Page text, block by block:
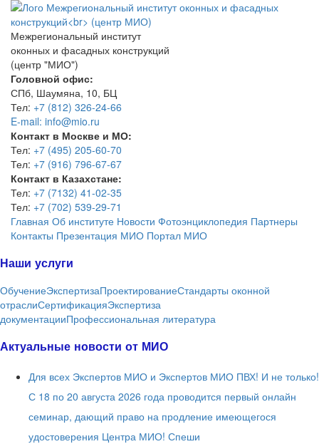
Межрегиональный институт
оконных и фасадных конструкций
(центр "МИО")
Головной офис:
СПб, Шаумяна, 10, БЦ
Тел: +7 (812) 326-24-66
E-mail: info@mio.ru
Контакт в Москве и МО:
Тел: +7 (495) 205-60-70
Тел: +7 (916) 796-67-67
Контакт в Казахстане:
Тел: +7 (7132) 41-02-35
Тел: +7 (702) 539-29-71
Главная Об институте Новости Фотоэнциклопедия Партнеры
Контакты Презентация МИО Портал МИО
Наши услуги
ОбучениеЭкспертизаПроектированиеСтандарты оконной
отраслиСертификацияЭкспертиза
документацииПрофессиональная литература
Актуальные новости от МИО
Для всех Экспертов МИО и Экспертов МИО ПВХ! И не только!
С 18 по 20 августа 2026 года проводится первый онлайн
семинар, дающий право на продление имеющегося
удостоверения Центра МИО! Спеши